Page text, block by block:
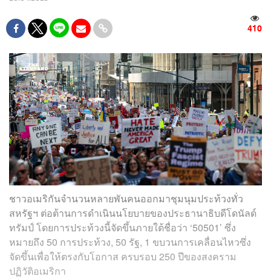
410
ชาวอเมริกันจำนวนหลายพันคนออกมาชุมนุมประท้วงทั่ว
สหรัฐฯ ต่อต้านการดำเนินนโยบายของประธานาธิบดีโดนัลด์
ทรัมป์ โดยการประท้วงนี้จัดขึ้นภายใต้ชื่อว่า ‘50501’ ซึ่ง
หมายถึง 50 การประท้วง, 50 รัฐ, 1 ขบวนการเคลื่อนไหวซึ่ง
จัดขึ้นเพื่อให้ตรงกับโอกาส ครบรอบ 250 ปีของสงคราม
ปฏิวัติอเมริกา